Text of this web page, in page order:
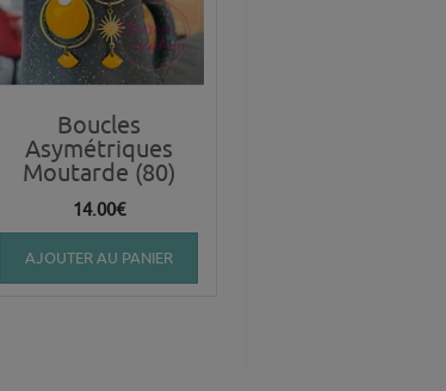
Boucles
Asymétriques
Moutarde (80)
14.00€
AJOUTER AU PANIER